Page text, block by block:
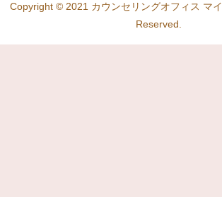
Copyright © 2021 カウンセリングオフィス マ
Reserved.